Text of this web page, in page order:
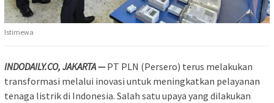
Istimewa
INDODAILY.CO, JAKARTA — PT PLN (Persero) terus melakukan
transformasi melalui inovasi untuk meningkatkan pelayanan
tenaga listrik di Indonesia. Salah satu upaya yang dilakukan